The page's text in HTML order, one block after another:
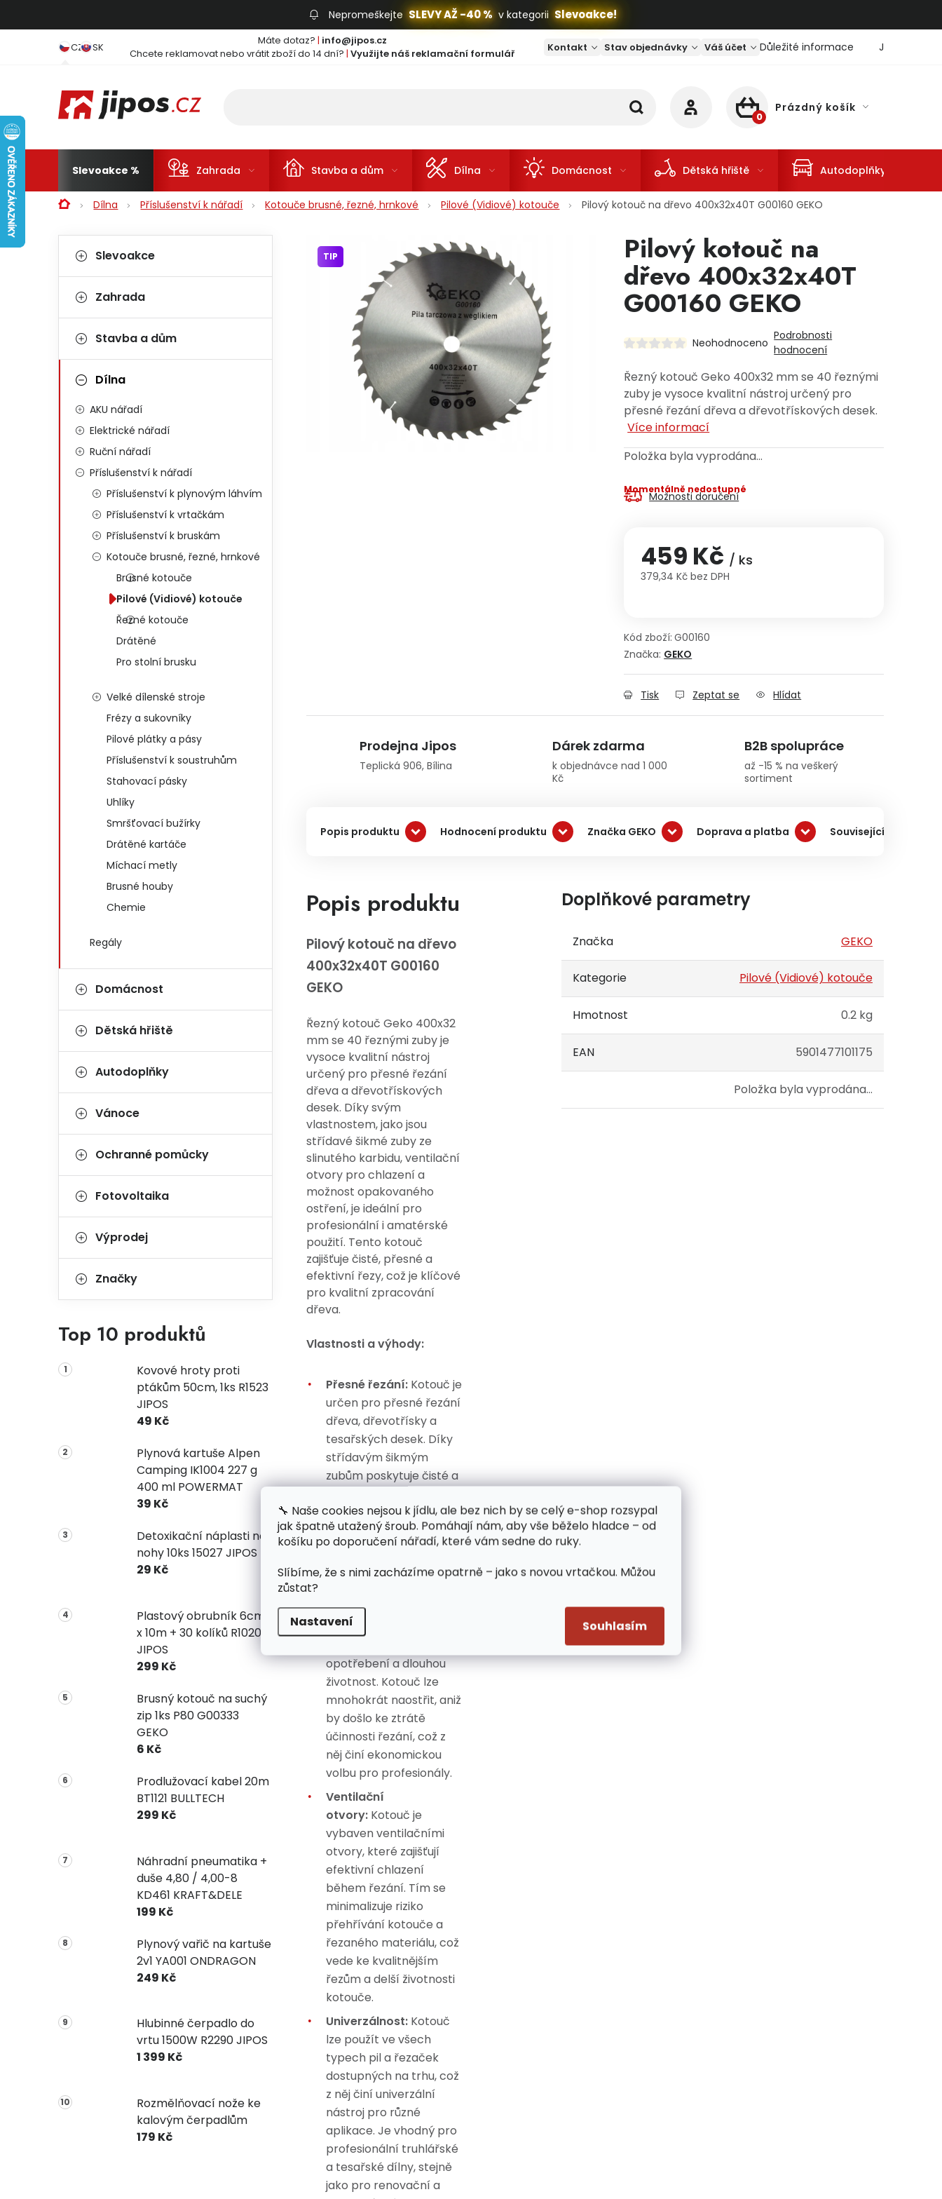
🔧 Naše cookies nejsou k jídlu, ale bez nich by se celý e-shop rozsypal
jak špatně utažený šroub. Pomáhají nám, aby vše běželo hladce – od
košíku po doporučení nářadí, které vám sedne do ruky.
Slíbíme, že s nimi zacházíme opatrně – jako s novou vrtačkou. Můžou
zůstat?
Nastavení Souhlasím
Nepromeškejte SLEVY AŽ -40 % v kategorii Slevoakce!
CZ SK Máte dotaz? | info@jipos.cz
Chcete reklamovat nebo vrátit zboží do 14 dní? | Využijte náš reklamační formulář Kontakt Stav objednávky Váš účet Důležité informace Jaký je
NÁKUPNÍ KOŠÍK
Prázdný košík
Slevoakce Zahrada Stavba a dům Dílna Domácnost Dětská hřiště Autodoplňky
DomůDílna Příslušenství k nářadí Kotouče brusné, řezné, hrnkové Pilové (Vidiové) kotouče Pilový kotouč na dřevo 400x32x40T G00160 GEKO
Postranní panel
Kategorie
Slevoakce
Zahrada
Stavba a dům
Dílna
AKU nářadí
Elektrické nářadí
Ruční nářadí
Příslušenství k nářadí
Příslušenství k plynovým láhvím
Příslušenství k vrtačkám
Příslušenství k bruskám
Kotouče brusné, řezné, hrnkové
Brusné kotouče
Pilové (Vidiové) kotouče
Řezné kotouče
Drátěné
Pro stolní brusku
Velké dílenské stroje
Frézy a sukovníky
Pilové plátky a pásy
Příslušenství k soustruhům
Stahovací pásky
Uhlíky
Smršťovací bužírky
Drátěné kartáče
Míchací metly
Brusné houby
Chemie
Regály
Domácnost
Dětská hřiště
Autodoplňky
Vánoce
Ochranné pomůcky
Fotovoltaika
Výprodej
Značky
Top 10 produktů
Kovové hroty proti
ptákům 50cm, 1ks R1523
JIPOS
49 Kč
Plynová kartuše Alpen
Camping IK1004 227 g
400 ml POWERMAT
39 Kč
Detoxikační náplasti na
nohy 10ks 15027 JIPOS
29 Kč
Plastový obrubník 6cm
x 10m + 30 kolíků R1020
JIPOS
299 Kč
Brusný kotouč na suchý
zip 1ks P80 G00333
GEKO
6 Kč
Prodlužovací kabel 20m
BT1121 BULLTECH
299 Kč
Náhradní pneumatika +
duše 4,80 / 4,00-8
KD461 KRAFT&DELE
199 Kč
Plynový vařič na kartuše
2v1 YA001 ONDRAGON
249 Kč
Hlubinné čerpadlo do
vrtu 1500W R2290 JIPOS
1 399 Kč
Rozmělňovací nože ke
kalovým čerpadlům
179 Kč
Pilový kotouč na
dřevo 400x32x40T
G00160 GEKO
Neohodnoceno
Podrobnosti
hodnocení
Řezný kotouč Geko 400x32 mm se 40 řeznými
zuby je vysoce kvalitní nástroj určený pro
přesné řezání dřeva a dřevotřískových desek.
Více informací
Položka byla vyprodána…
Momentálně nedostupné
Možnosti doručení
459 Kč / ks
379,34 Kč bez DPH
Kód zboží: G00160
Značka: GEKO
Tisk Zeptat se Hlídat
TIP
Prodejna Jipos
Teplická 906, Bílina
Dárek zdarma
k objednávce nad 1 000
Kč
B2B spolupráce
až -15 % na veškerý
sortiment
Popis produktu Hodnocení produktu Značka GEKO Doprava a platba Související produkty
Popis produktu
Pilový kotouč na dřevo
400x32x40T G00160
GEKO
Řezný kotouč Geko 400x32
mm se 40 řeznými zuby je
vysoce kvalitní nástroj
určený pro přesné řezání
dřeva a dřevotřískových
desek. Díky svým
vlastnostem, jako jsou
střídavé šikmé zuby ze
slinutého karbidu, ventilační
otvory pro chlazení a
možnost opakovaného
ostření, je ideální pro
profesionální i amatérské
použití. Tento kotouč
zajišťuje čisté, přesné a
efektivní řezy, což je klíčové
pro kvalitní zpracování
dřeva.
Vlastnosti a výhody:
Přesné řezání: Kotouč je
určen pro přesné řezání
dřeva, dřevotřísky a
tesařských desek. Díky
střídavým šikmým
zubům poskytuje čisté a
ideální pro jemné
truhlářské práce a
profesionální projekty.
Odolnost a opakované
vyrobeny ze slinutého
karbidu, což zaručuje
opotřebení a dlouhou
životnost. Kotouč lze
mnohokrát naostřit, aniž
by došlo ke ztrátě
účinnosti řezání, což z
něj činí ekonomickou
volbu pro profesionály.
Ventilační
otvory: Kotouč je
vybaven ventilačními
otvory, které zajišťují
efektivní chlazení
během řezání. Tím se
minimalizuje riziko
přehřívání kotouče a
řezaného materiálu, což
vede ke kvalitnějším
řezům a delší životnosti
kotouče.
Univerzálnost: Kotouč
lze použít ve všech
typech pil a řezaček
dostupných na trhu, což
z něj činí univerzální
nástroj pro různé
aplikace. Je vhodný pro
profesionální truhlářské
a tesařské dílny, stejně
jako pro renovační a
Doplňkové parametry
Značka GEKO
Kategorie Pilové (Vidiové) kotouče
Hmotnost 0.2 kg
EAN 5901477101175
Položka byla vyprodána…